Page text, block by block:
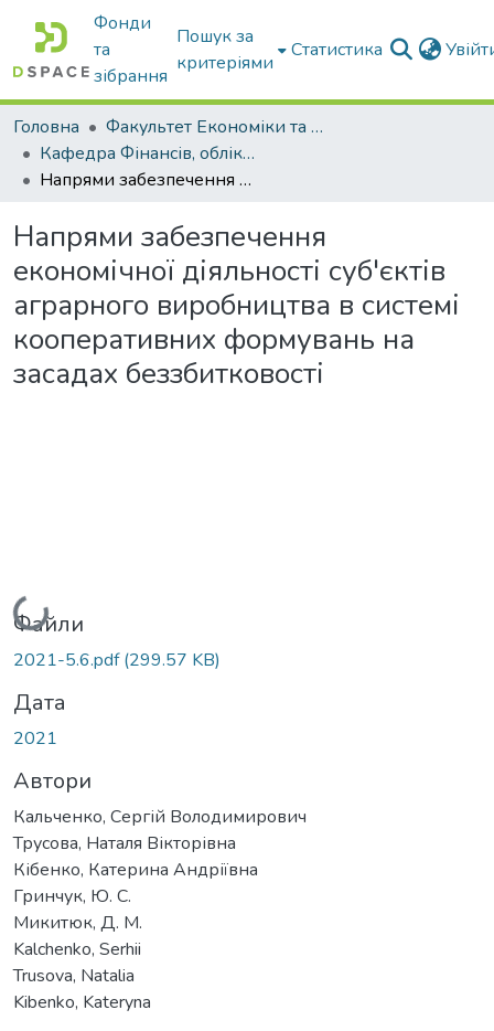
Фонди
та
зібрання
Пошук за
критеріями
Статистика
Головна
Факультет Економіки та бізнесу
Кафедра Фінансів, обліку і оподаткування
Напрями забезпечення економічної діяльності суб'єктів аграрного виробництва в системі кооперативних формувань на засадах беззбитковості
Напрями забезпечення
економічної діяльності суб'єктів
аграрного виробництва в системі
кооперативних формувань на
засадах беззбитковості
Вантажиться...
Файли
2021-5.6.pdf(299.57 KB)
Дата
2021
Автори
Кальченко, Сергій Володимирович
Трусова, Наталя Вікторівна
Кібенко, Катерина Андріївна
Гринчук, Ю. С.
Микитюк, Д. М.
Kalchenko, Serhii
Trusova, Natalia
Kibenko, Kateryna